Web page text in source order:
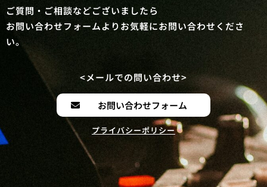
ご質問・ご相談などございましたら
お問い合わせフォームよりお気軽にお問い合わせくださ
い。
<メールでの問い合わせ>
お問い合わせフォーム
プライバシーポリシー